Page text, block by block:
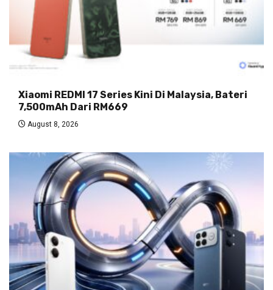
Xiaomi REDMI 17 Series Kini Di Malaysia, Bateri
7,500mAh Dari RM669
August 8, 2026